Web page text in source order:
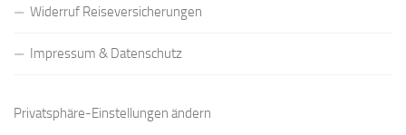
Widerruf Reiseversicherungen
Impressum & Datenschutz
Privatsphäre-Einstellungen ändern